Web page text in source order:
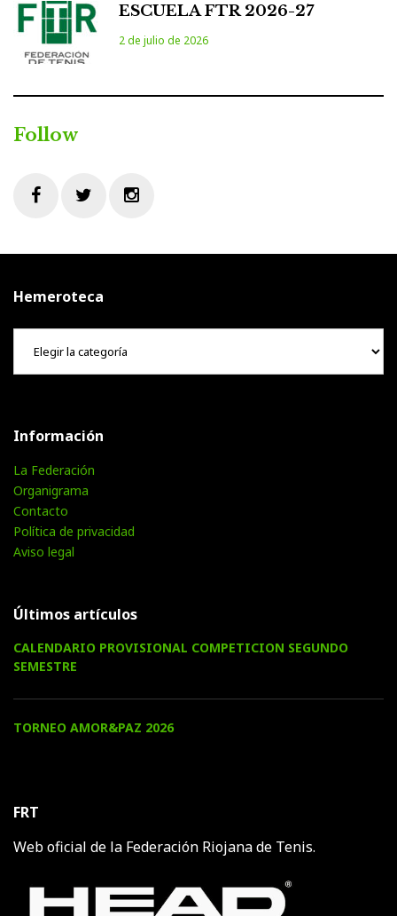
ESCUELA FTR 2026-27
2 de julio de 2026
Follow
Hemeroteca
Hemeroteca
Información
La Federación
Organigrama
Contacto
Política de privacidad
Aviso legal
Últimos artículos
CALENDARIO PROVISIONAL COMPETICION SEGUNDO
SEMESTRE
TORNEO AMOR&PAZ 2026
FRT
Web oficial de la Federación Riojana de Tenis.